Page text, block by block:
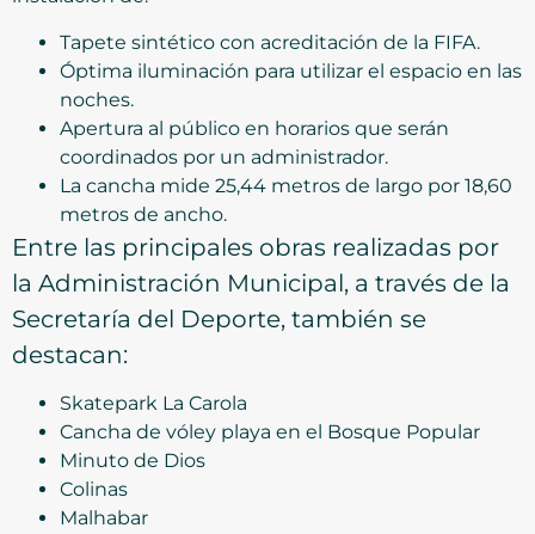
Tapete sintético con acreditación de la FIFA.
Óptima iluminación para utilizar el espacio en las
noches.
Apertura al público en horarios que serán
coordinados por un administrador.
La cancha mide 25,44 metros de largo por 18,60
metros de ancho.
Entre las principales obras realizadas por
la Administración Municipal, a través de la
Secretaría del Deporte, también se
destacan:
Skatepark La Carola
Cancha de vóley playa en el Bosque Popular
Minuto de Dios
Colinas
Malhabar